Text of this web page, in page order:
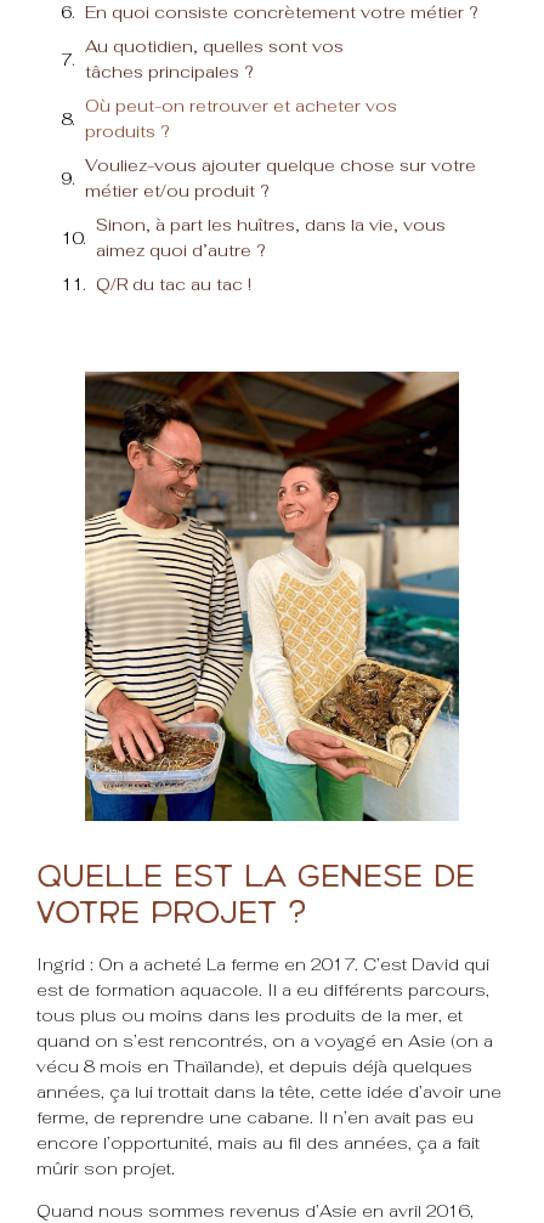
En quoi consiste concrètement votre métier ?
Au quotidien, quelles sont vos
tâches principales ?
Où peut-on retrouver et acheter vos
produits ?
Vouliez-vous ajouter quelque chose sur votre
métier et/ou produit ?
Sinon, à part les huîtres, dans la vie, vous
aimez quoi d’autre ?
Q/R du tac au tac !
Quelle est la genèse de
votre projet ?
Ingrid : On a acheté La ferme en 2017. C’est David qui
est de formation aquacole. Il a eu différents parcours,
tous plus ou moins dans les produits de la mer, et
quand on s’est rencontrés, on a voyagé en Asie (on a
vécu 8 mois en Thaïlande), et depuis déjà quelques
années, ça lui trottait dans la tête, cette idée d’avoir une
ferme, de reprendre une cabane. Il n’en avait pas eu
encore l’opportunité, mais au fil des années, ça a fait
mûrir son projet.
Quand nous sommes revenus d’Asie en avril 2016,